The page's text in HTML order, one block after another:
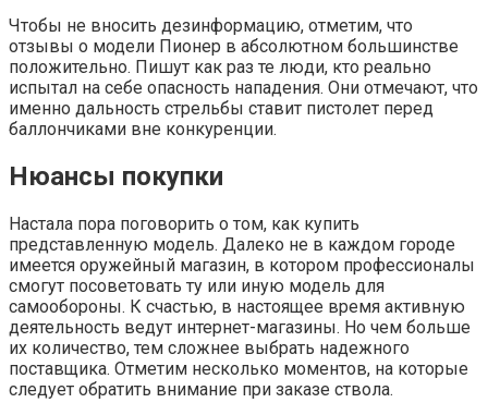
Чтобы не вносить дезинформацию, отметим, что
отзывы о модели Пионер в абсолютном большинстве
положительно. Пишут как раз те люди, кто реально
испытал на себе опасность нападения. Они отмечают, что
именно дальность стрельбы ставит пистолет перед
баллончиками вне конкуренции.
Нюансы покупки
Настала пора поговорить о том, как купить
представленную модель. Далеко не в каждом городе
имеется оружейный магазин, в котором профессионалы
смогут посоветовать ту или иную модель для
самообороны. К счастью, в настоящее время активную
деятельность ведут интернет-магазины. Но чем больше
их количество, тем сложнее выбрать надежного
поставщика. Отметим несколько моментов, на которые
следует обратить внимание при заказе ствола.